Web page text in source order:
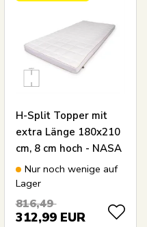
H-Split Topper mit
extra Länge 180x210
cm, 8 cm hoch - NASA
Memory-Schaum -
Ergonomische Topper
- Borg Living
druckentlastende
Nur noch wenige auf
Lager
816,49
312,99 EUR